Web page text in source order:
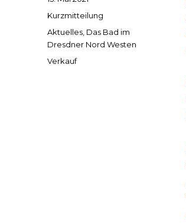
am
Format
Kurzmitteilung
Kategorien
Aktuelles, Das Bad im
Dresdner Nord Westen
Schlagwörter
Verkauf